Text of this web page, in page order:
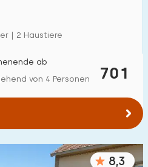
| 2 Haustiere
701
ab
von 4 Personen
8,3